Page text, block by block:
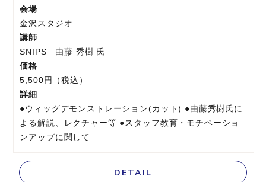
会場
金沢スタジオ
講師
SNIPS 由藤 秀樹 氏
価格
5,500円（税込）
詳細
●ウィッグデモンストレーション(カット) ●由藤秀樹氏に
よる解説、レクチャー等 ●スタッフ教育・モチベーショ
ンアップに関して
DETAIL